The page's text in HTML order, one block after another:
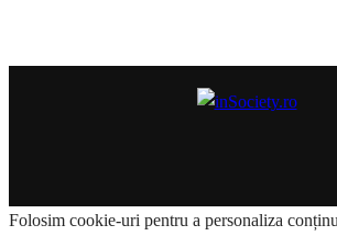
Folosim cookie-uri pentru a personaliza